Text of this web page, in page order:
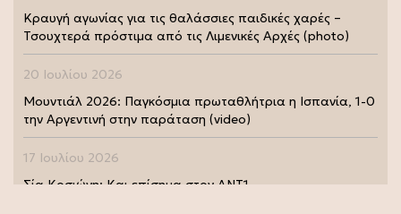
Κραυγή αγωνίας για τις θαλάσσιες παιδικές χαρές –
Τσουχτερά πρόστιμα από τις Λιμενικές Αρχές (photo)
20 Ιουλίου 2026
Μουντιάλ 2026: Παγκόσμια πρωταθλήτρια η Ισπανία, 1-0
την Αργεντινή στην παράταση (video)
17 Ιουλίου 2026
Σία Κοσιώνη: Και επίσημα στον ΑΝΤ1